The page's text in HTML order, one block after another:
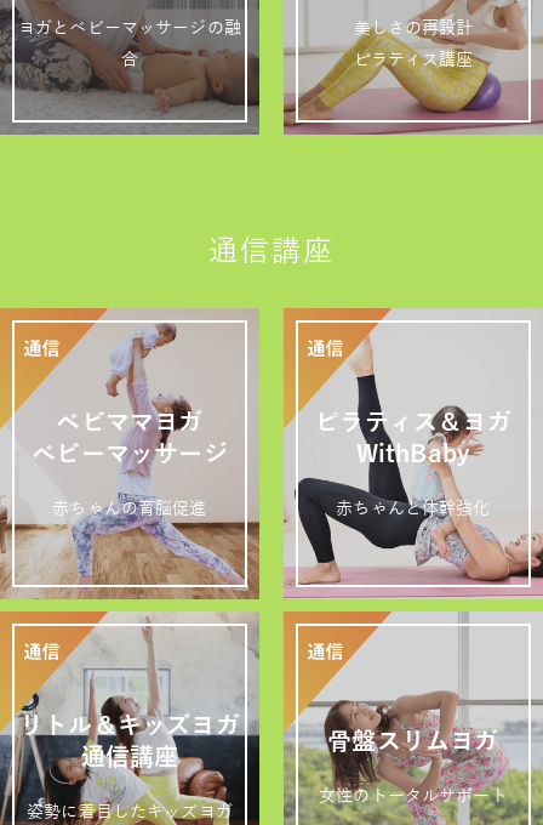
ヨガとベビーマッサージの融
合
美しさの再設計
ピラティス講座
通信講座
ベビママヨガ
ベビーマッサージ
赤ちゃんの育脳促進
ピラティス＆ヨガ
WithBaby
赤ちゃんと体幹強化
リトル＆キッズヨガ
通信講座
姿勢に着目したキッズヨガ
骨盤スリムヨガ
女性のトータルサポート